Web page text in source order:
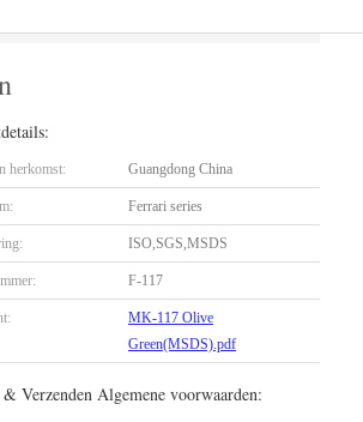
herkomst: Guangdong China
Ferrari series
ISO,SGS,MSDS
F-117
MK-117 Olive
Green(MSDS).pdf
Verzenden Algemene voorwaarden: